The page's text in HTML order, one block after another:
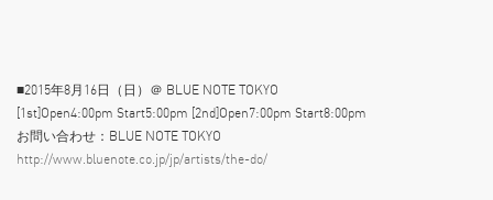
■2015年8月16日（日）＠ BLUE NOTE TOKYO
[1st]Open4:00pm Start5:00pm [2nd]Open7:00pm Start8:00pm
お問い合わせ：BLUE NOTE TOKYO
http://www.bluenote.co.jp/jp/artists/the-do/